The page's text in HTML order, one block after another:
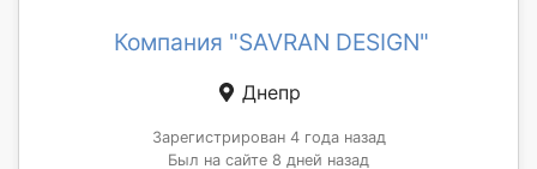
Компания "SAVRAN DESIGN"
Днепр
Зарегистрирован 4 года назад
Был на сайте 8 дней назад